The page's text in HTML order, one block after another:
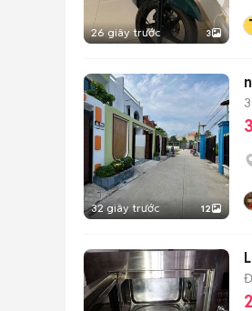
26 giây trước 3
32 giây trước 12